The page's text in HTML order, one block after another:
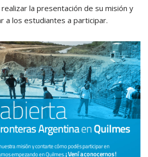
la presentación de su misión y
a los estudiantes a participar.